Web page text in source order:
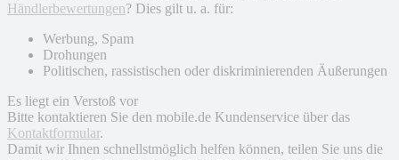
Händlerbewertungen? Dies gilt u. a. für:
Werbung, Spam
Drohungen
Politischen, rassistischen oder diskriminierenden Äußerungen
Es liegt ein Verstoß vor
Bitte kontaktieren Sie den mobile.de Kundenservice über das
Kontaktformular.
Damit wir Ihnen schnellstmöglich helfen können, teilen Sie uns die